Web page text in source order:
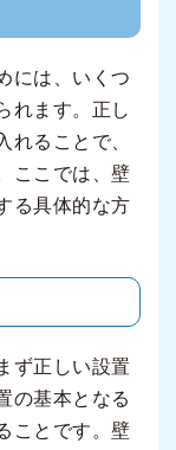
には、いくつ
れます。正し
れることで、
ここでは、壁
る具体的な方
ず正しい設置
の基本となる
ことです。壁